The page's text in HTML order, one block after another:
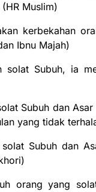
Muslim)
kerbekahan
Ibnu Majah)
solat Subuh, ia
Subuh dan
yang tidak
Subuh dan
orang yang